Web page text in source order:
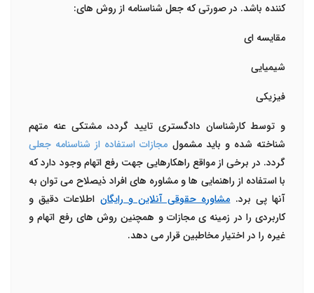
کننده باشد. در صورتی که جعل شناسنامه از روش های:
مقایسه ای
شیمیایی
فیزیکی
و توسط کارشناسان دادگستری تایید گردد، مشتکی عنه متهم
شناخته شده و باید مشمول مجازات استفاده از شناسنامه جعلی
گردد. در برخی از مواقع راهکارهایی جهت رفع اتهام وجود دارد که
با استفاده از راهنمایی ها و مشاوره های افراد ذیصلاح می توان به
آنها پی برد.مشاوره حقوقی آنلاین و رایگان اطلاعات دقیق و
کاربردی را در زمینه ی مجازات و همچنین روش های رفع اتهام و
غیره را در اختیار مخاطبین قرار می دهد.